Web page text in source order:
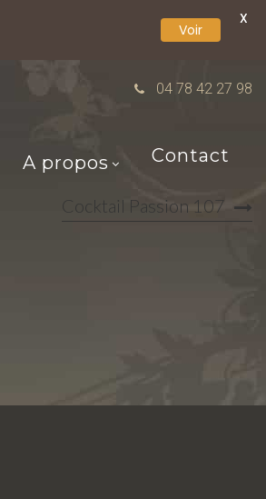
04 78 42 27 98
A propos Contact
Cocktail Passion 107
Voir
X